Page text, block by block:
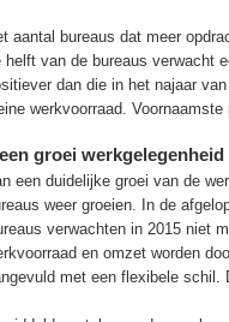
aantal bureaus dat meer
helft van de bureaus verwacht
dan die in het najaar
werkvoorraad.
groei werkgelegenheid
een duidelijke groei van de
weer groeien. In de
verwachten in 2015 niet
en omzet worden
met een flexibele schil.